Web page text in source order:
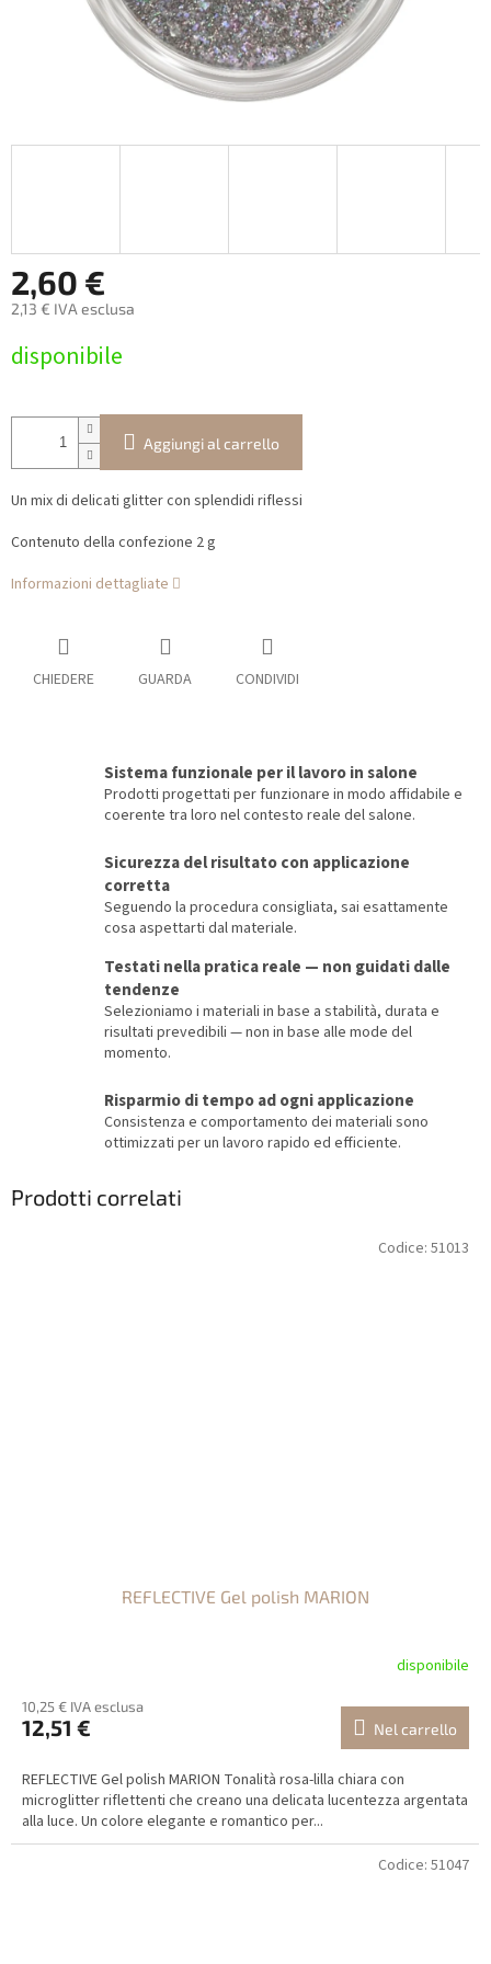
2,60 €
2,13 € IVA esclusa
della
disponibile
Aggiungi al carrello
Un mix di delicati glitter con splendidi riflessi
Contenuto della confezione 2 g
Informazioni dettagliate
CHIEDERE GUARDA CONDIVIDI
Sistema funzionale per il lavoro in salone
Prodotti progettati per funzionare in modo affidabile e
coerente tra loro nel contesto reale del salone.
Sicurezza del risultato con applicazione
corretta
Seguendo la procedura consigliata, sai esattamente
cosa aspettarti dal materiale.
Testati nella pratica reale — non guidati dalle
tendenze
Selezioniamo i materiali in base a stabilità, durata e
risultati prevedibili — non in base alle mode del
momento.
Risparmio di tempo ad ogni applicazione
Consistenza e comportamento dei materiali sono
ottimizzati per un lavoro rapido ed efficiente.
Prodotti correlati
REFLECTIVE Gel polish MARION
disponibile
10,25 € IVA esclusa
12,51 € Nel carrello
REFLECTIVE Gel polish MARION Tonalità rosa-lilla chiara con
microglitter riflettenti che creano una delicata lucentezza argentata
alla luce. Un colore elegante e romantico per...
Codice: 51013
Codice: 51047